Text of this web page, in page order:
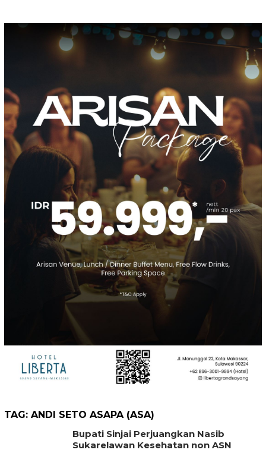
TAG: ANDI SETO ASAPA (ASA)
Bupati Sinjai Perjuangkan Nasib
Sukarelawan Kesehatan non ASN